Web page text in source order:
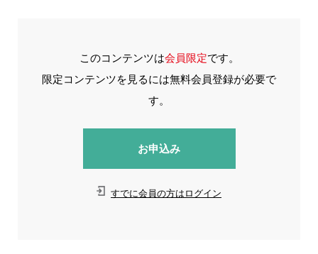
このコンテンツは会員限定です。
限定コンテンツを見るには無料会員登録が必要で
す。
お申込み
すでに会員の方はログイン